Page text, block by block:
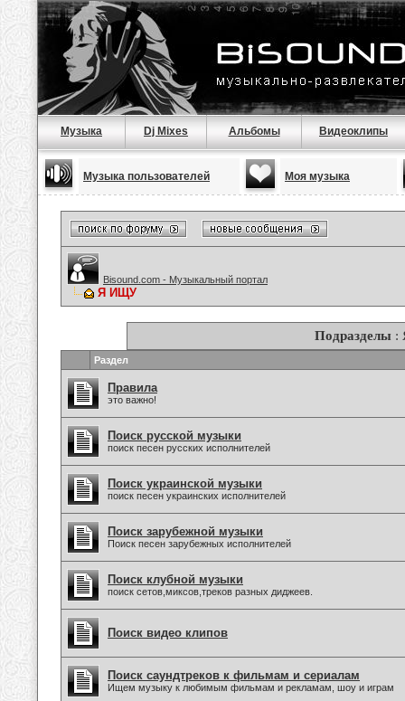
Музыка Dj Mixes Альбомы Видеоклипы
Музыка пользователей Моя музыка
Bisound.com - Музыкальный портал
Я ИЩУ
Подразделы:
Раздел
Правила
это важно!
Поиск русской музыки
поиск песен русских исполнителей
Поиск украинской музыки
поиск песен украинских исполнителей
Поиск зарубежной музыки
Поиск песен зарубежных исполнителей
Поиск клубной музыки
поиск сетов,миксов,треков разных диджеев.
Поиск видео клипов
Поиск саундтреков к фильмам и сериалам
Ищем музыку к любимым фильмам и рекламам, шоу и играм